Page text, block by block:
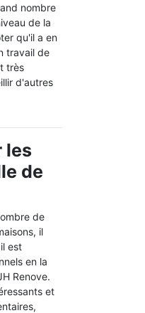
nombre
de la
qu'il a en
travail de
très
d'autres
les
de
de
il
est
en la
Renove.
et